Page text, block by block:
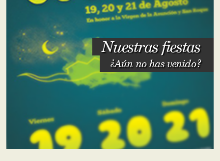
Nuestras fiestas
¿Aún no has venido?